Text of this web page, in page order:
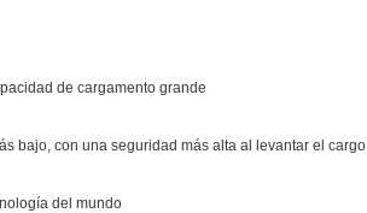
de cargamento grande
bajo, con una seguridad más alta al levantar el cargo
del mundo